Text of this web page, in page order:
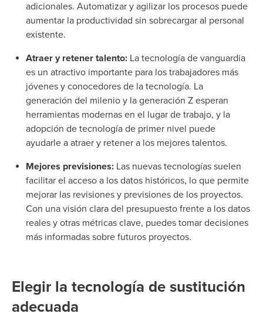
adicionales. Automatizar y agilizar los procesos puede
aumentar la productividad sin sobrecargar al personal
existente.
Atraer y retener talento: La tecnología de vanguardia
es un atractivo importante para los trabajadores más
jóvenes y conocedores de la tecnología. La
generación del milenio y la generación Z esperan
herramientas modernas en el lugar de trabajo, y la
adopción de tecnología de primer nivel puede
ayudarle a atraer y retener a los mejores talentos.
Mejores previsiones: Las nuevas tecnologías suelen
facilitar el acceso a los datos históricos, lo que permite
mejorar las revisiones y previsiones de los proyectos.
Con una visión clara del presupuesto frente a los datos
reales y otras métricas clave, puedes tomar decisiones
más informadas sobre futuros proyectos.
Elegir la tecnología de sustitución
adecuada